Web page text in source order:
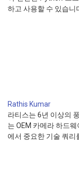
하고 사용할 수 있습니
Rathis Kumar
라티스는 6년 이상의
는 OEM 카메라 하드
에서 중요한 기술 쿼리